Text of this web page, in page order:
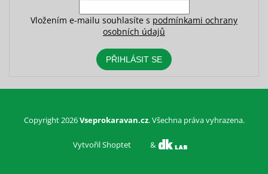
Vložením e-mailu souhlasíte s podmínkami ochrany
osobních údajů
PŘIHLÁSIT SE
Vytvořil Shoptet &
Copyright 2026Vseprokaravan.cz. Všechna práva vyhrazena.